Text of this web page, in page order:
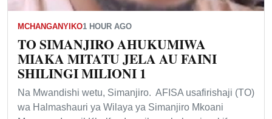
MCHANGANYIKO1 HOUR AGO
TO SIMANJIRO AHUKUMIWA
MIAKA MITATU JELA AU FAINI
SHILINGI MILIONI 1
Na Mwandishi wetu, Simanjiro. AFISA usafirishaji (TO)
wa Halmashauri ya Wilaya ya Simanjiro Mkoani